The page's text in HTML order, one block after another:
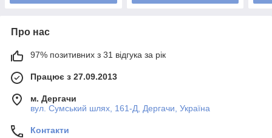
Про нас
97% позитивних з 31 відгука за рік
Працює з 27.09.2013
м. Дергачи
вул. Сумський шлях, 161-Д, Дергачи, Україна
Контакти